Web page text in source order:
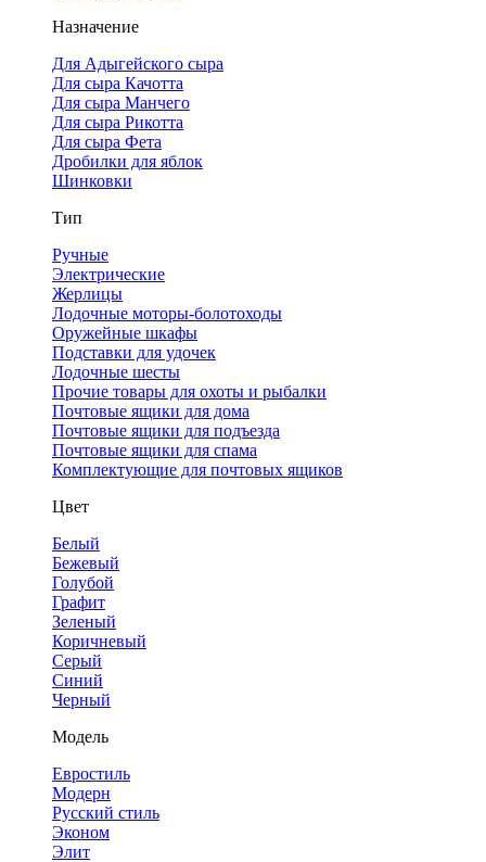
Назначение
Для Адыгейского сыра
Для сыра Качотта
Для сыра Манчего
Для сыра Рикотта
Для сыра Фета
Дробилки для яблок
Шинковки
Тип
Ручные
Электрические
Жерлицы
Лодочные моторы-болотоходы
Оружейные шкафы
Подставки для удочек
Лодочные шесты
Прочие товары для охоты и рыбалки
Почтовые ящики для дома
Почтовые ящики для подъезда
Почтовые ящики для спама
Комплектующие для почтовых ящиков
Цвет
Белый
Бежевый
Голубой
Графит
Зеленый
Коричневый
Серый
Синий
Черный
Модель
Евростиль
Модерн
Русский стиль
Эконом
Элит